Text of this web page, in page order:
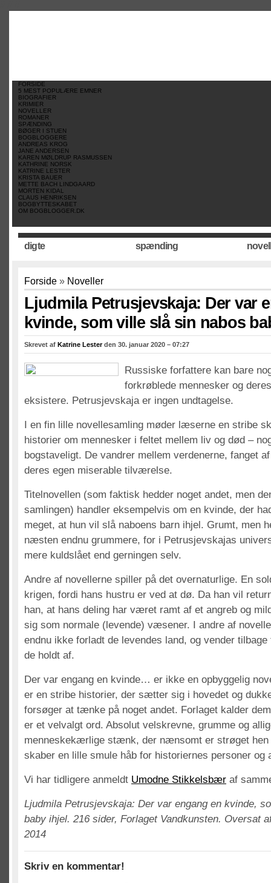
FORSIDE
5 MEST POPULÆRE EMNER
BIOGRAFIER
KRIMIER
NOVELLER
ROMANER
SPÆNDING
BØGER I STUEN
BOGBLOGGERE
ANDREAS KROG
JANE ANDERSEN
KAREN MØLDRUP RASMUSSEN
KATHRINE NORSK
KATRINE LESTER
KRISTA BAUER
METTE BACH LINDGAARD
MORTEN KIDAL
CLAUS HENRIKSEN
BOGBYTTESKABET
OM BOGBLOGGER.DK
digte spænding
Forside » Noveller
Ljudmila Petrusjevskaja: Der var
kvinde, som ville slå sin nabos
Skrevet af Katrine Lesterden 30. januar 2020 – 07:27
Russiske forfattere kan bare
forkrøblede mennesker og
eksistere. Petrusjevskaja er ingen undtagelse.
I en fin lille novellesamling møder læserne en stribe
historier om mennesker i feltet mellem liv og død –
bogstaveligt. De vandrer mellem verdenerne, fanget
deres egen miserable tilværelse.
Titelnovellen (som faktisk hedder noget andet, men
samlingen) handler eksempelvis om en kvinde, der
meget, at hun vil slå naboens barn ihjel. Grumt, men
næsten endnu grummere, for i Petrusjevskajas
mere kuldslået end gerningen selv.
Andre af novellerne spiller på det overnaturlige. En
krigen, fordi hans hustru er ved at dø. Da han vil
han, at hans deling har været ramt af et angreb og
sig som normale (levende) væsener. I andre af
endnu ikke forladt de levendes land, og vender
de holdt af.
Der var engang en kvinde… er ikke en opbyggelig
er en stribe historier, der sætter sig i hovedet og
forsøger at tænke på noget andet. Forlaget kalder
er et velvalgt ord. Absolut velskrevne, grumme og
menneskekærlige stænk, der nænsomt er strøget hen
skaber en lille smule håb for historiernes personer og
Vi har tidligere anmeldt Umodne Stikkelsbær af
Ljudmila Petrusjevskaja: Der var engang en kvinde,
baby ihjel. 216 sider, Forlaget Vandkunsten. Oversat
2014
Skriv en kommentar!